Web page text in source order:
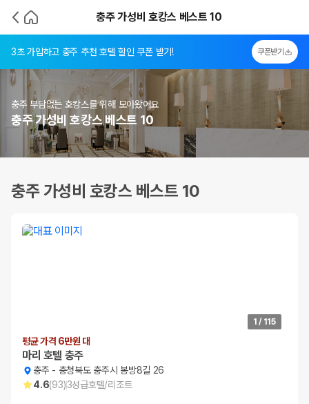
충주 가성비 호캉스 베스트 10
3초 가입하고 충주 추천 호텔 할인 쿠폰 받기! 쿠폰받기
충주 부담없는 호캉스를 위해 모아왔어요
충주 가성비 호캉스 베스트 10
충주 가성비 호캉스 베스트 10
1 / 115
평균 가격 6만원 대
마리 호텔 충주
충주 - 충청북도 충주시 봉방8길 26
4.6(93)3성급호텔/리조트